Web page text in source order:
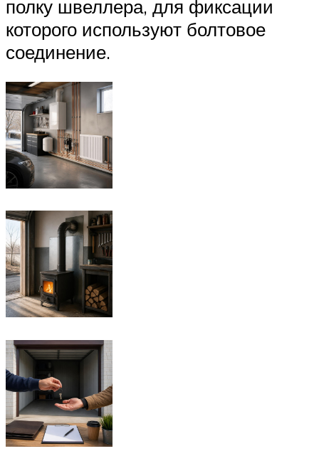
полку швеллера, для фиксации
которого используют болтовое
соединение.